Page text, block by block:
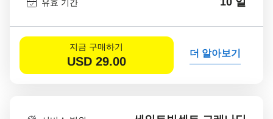
유효 기간
지금 구매하기
USD 29.00
더 알아보기